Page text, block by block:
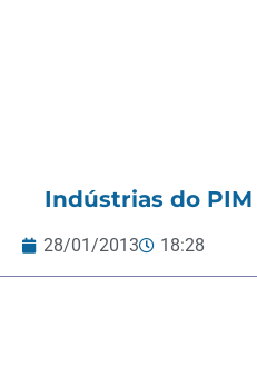
Indústrias do
28/01/2013 18:28